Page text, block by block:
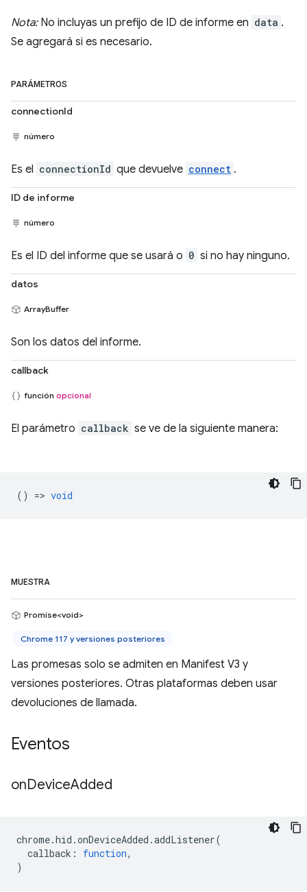
Nota:No incluyas un prefijo de ID de informe en data .
Se agregará si es necesario.
PARÁMETROS
connectionId
número
Es el connectionId que devuelve connect .
ID de informe
número
Es el ID del informe que se usará o 0 si no hay ninguno.
datos
ArrayBuffer
Son los datos del informe.
callback
función opcional
El parámetro callback se ve de la siguiente manera:
() => void
MUESTRA
Promise<void>
Chrome 117 y versiones posteriores
Las promesas solo se admiten en Manifest V3 y
versiones posteriores. Otras plataformas deben usar
devoluciones de llamada.
Eventos
onDeviceAdded
chrome.hid .onDeviceAdded .addListener(
callback : function,
)